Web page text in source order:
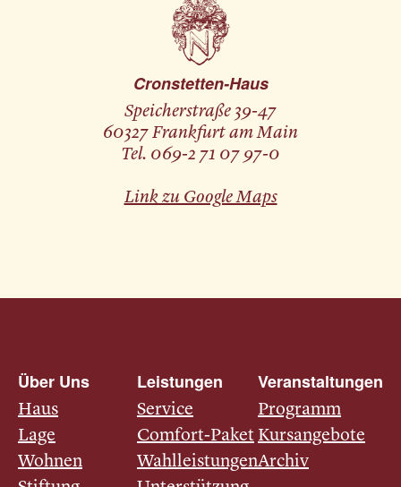
Cronstetten-Haus
Speicherstraße 39-47
60327 Frankfurt am Main
Tel. 069-2 71 07 97-0
Link zu Google Maps
Über Uns
Haus
Lage
Wohnen
Leistungen
Service
Comfort-Paket
Wahlleistungen
Veranstaltungen
Programm
Kursangebote
Archiv